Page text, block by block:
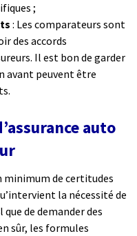
;
: Les comparateurs sont
des accords
Il est bon de garder
avant peuvent être
auto
minimum de certitudes
la nécessité de
de demander des
sûr, les formules